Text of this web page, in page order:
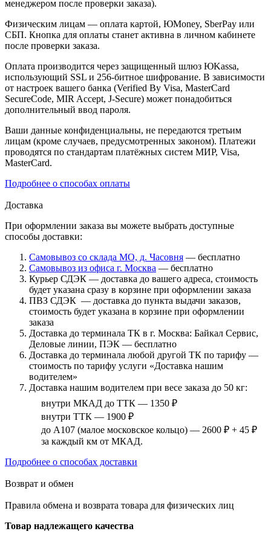
менеджером после проверки заказа).
Физическим лицам — оплата картой, ЮMoney, SberPay или
СБП. Кнопка для оплаты станет активна в личном кабинете
после проверки заказа.
Оплата производится через защищенный шлюз ЮKassa,
использующий SSL и 256-битное шифрование. В зависимости
от настроек вашего банка (Verified By Visa, MasterCard
SecureCode, MIR Accept, J-Secure) может понадобиться
дополнительный ввод пароля.
Ваши данные конфиденциальны, не передаются третьим
лицам (кроме случаев, предусмотренных законом). Платежи
проводятся по стандартам платёжных систем МИР, Visa,
MasterCard.
Подробнее о способах оплаты
Доставка
При оформлении заказа вы можете выбрать доступные
способы доставки:
Самовывоз со склада МО, д. Часовня — бесплатно
Самовывоз из офиса г. Москва — бесплатно
Курьер СДЭК — доставка до вашего адреса, стоимость
будет указана сразу в корзине при оформлении заказа
ПВЗ СДЭК — доставка до пункта выдачи заказов,
стоимость будет указана в корзине при оформлении
заказа
Доставка до терминала ТК в г. Москва: Байкал Сервис,
Деловые линии, ПЭК — бесплатно
Доставка до терминала любой другой ТК по тарифу —
стоимость по тарифу услуги «Доставка нашим
водителем»
Доставка нашим водителем при весе заказа до 50 кг:
внутри МКАД до ТТК — 1350 ₽
внутри ТТК — 1900 ₽
до А107 (малое московское кольцо) — 2600 ₽ + 45 ₽
за каждый км от МКАД.
Подробнее о способах доставки
Возврат и обмен
Правила обмена и возврата товара для физических лиц
Товар надлежащего качества